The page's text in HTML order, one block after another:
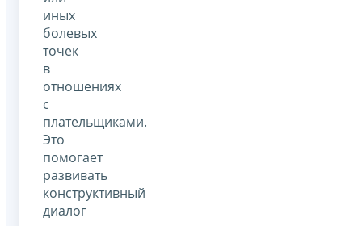
иных
болевых
точек
в
отношениях
с
плательщиками.
Это
помогает
развивать
конструктивный
диалог